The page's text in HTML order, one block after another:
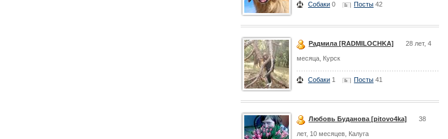
Собаки 0 Посты 42
Радмила [RADMILOCHKA] 28 лет, 4
месяца, Курск
Собаки 1 Посты 41
Любовь Буданова [pitovo4ka] 38
лет, 10 месяцев, Калуга